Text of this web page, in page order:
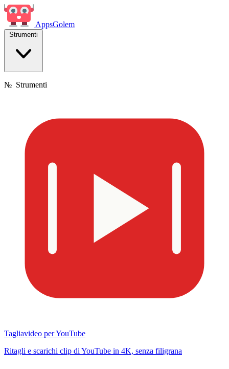
AppsGolem
Strumenti
№ Strumenti
Tagliavideo per YouTube
Ritagli e scarichi clip di YouTube in 4K, senza filigrana